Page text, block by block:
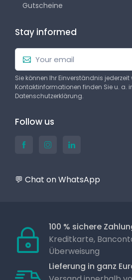
Gutscheine
Stay informed
Sie können Ihr Einverständnis jederzeit
Kontaktinformationen finden Sie u. a.
Datenschutzerklärung.
Follow us
💬 Chat on WhatsApp
100 % sichere
Kreditkarte,
Überweisung
Lieferung in ganz